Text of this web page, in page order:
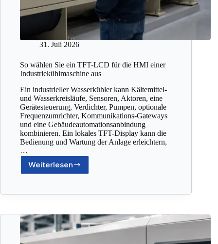
31. Juli 2026
So wählen Sie ein TFT-LCD für die HMI einer
Industriekühlmaschine aus
Ein industrieller Wasserkühler kann Kältemittel-
und Wasserkreisläufe, Sensoren, Aktoren, eine
Gerätesteuerung, Verdichter, Pumpen, optionale
Frequenzumrichter, Kommunikations-Gateways
und eine Gebäudeautomationsanbindung
kombinieren. Ein lokales TFT-Display kann die
Bedienung und Wartung der Anlage erleichtern,
…
Weiterlesen